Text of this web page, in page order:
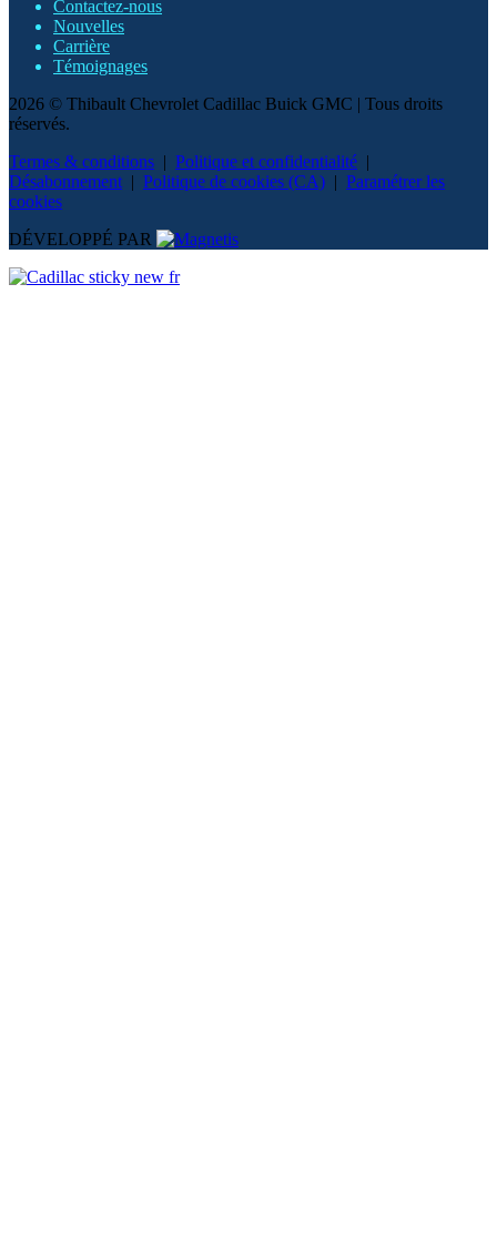
Contactez-nous
Nouvelles
Carrière
Témoignages
2026 © Thibault Chevrolet Cadillac Buick GMC | Tous droits
réservés.
Termes & conditions | Politique et confidentialité |
Désabonnement | Politique de cookies (CA) | Paramétrer les
cookies
DÉVELOPPÉ PAR